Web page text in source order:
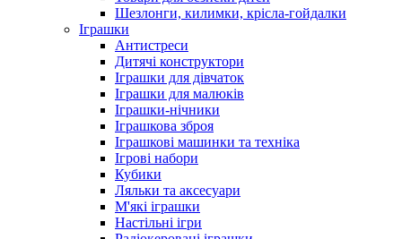
Шезлонги, килимки, крісла-гойдалки
Іграшки
Антистреси
Дитячі конструктори
Іграшки для дівчаток
Іграшки для малюків
Іграшки-нічники
Іграшкова зброя
Іграшкові машинки та техніка
Ігрові набори
Кубики
Ляльки та аксесуари
М'які іграшки
Настільні ігри